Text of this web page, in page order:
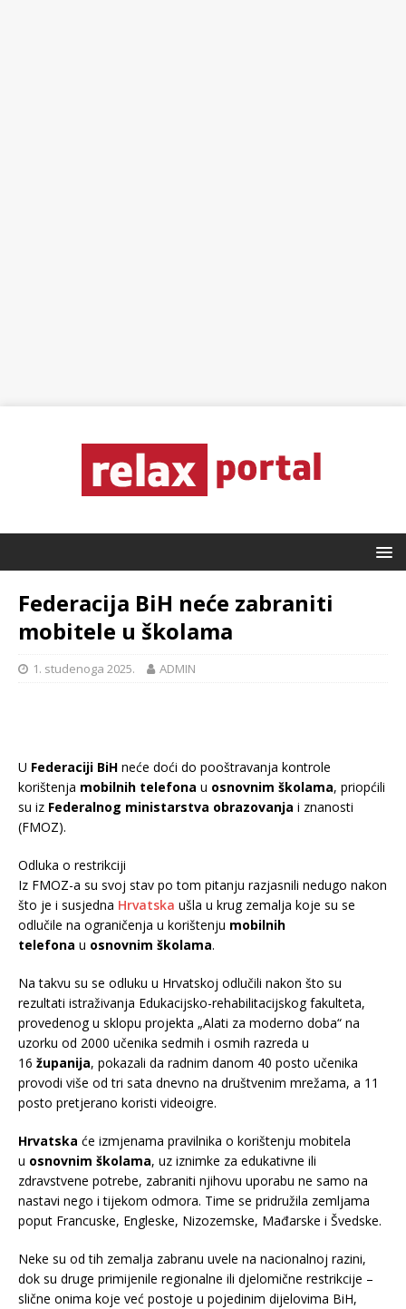
Federacija BiH neće zabraniti
mobitele u školama
1. studenoga 2025. ADMIN
U Federaciji BiH neće doći do pooštravanja kontrole
korištenja mobilnih telefona u osnovnim školama, priopćili
su iz Federalnog ministarstva obrazovanja i znanosti
(FMOZ).
Odluka o restrikciji
Iz FMOZ-a su svoj stav po tom pitanju razjasnili nedugo nakon
što je i susjedna Hrvatska ušla u krug zemalja koje su se
odlučile na ograničenja u korištenju mobilnih
telefona u osnovnim školama.
Na takvu su se odluku u Hrvatskoj odlučili nakon što su
rezultati istraživanja Edukacijsko-rehabilitacijskog fakulteta,
provedenog u sklopu projekta „Alati za moderno doba“ na
uzorku od 2000 učenika sedmih i osmih razreda u
16 županija, pokazali da radnim danom 40 posto učenika
provodi više od tri sata dnevno na društvenim mrežama, a 11
posto pretjerano koristi videoigre.
Hrvatska će izmjenama pravilnika o korištenju mobitela
u osnovnim školama, uz iznimke za edukativne ili
zdravstvene potrebe, zabraniti njihovu uporabu ne samo na
nastavi nego i tijekom odmora. Time se pridružila zemljama
poput Francuske, Engleske, Nizozemske, Mađarske i Švedske.
Neke su od tih zemalja zabranu uvele na nacionalnoj razini,
dok su druge primijenile regionalne ili djelomične restrikcije –
slične onima koje već postoje u pojedinim dijelovima BiH,